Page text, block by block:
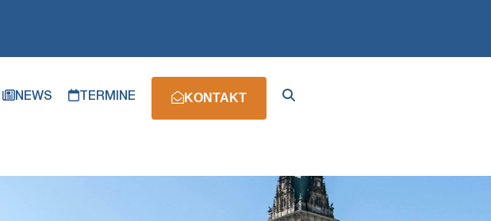
NEWS TERMINE KONTAKT